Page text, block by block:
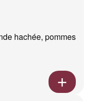
hachée, pommes